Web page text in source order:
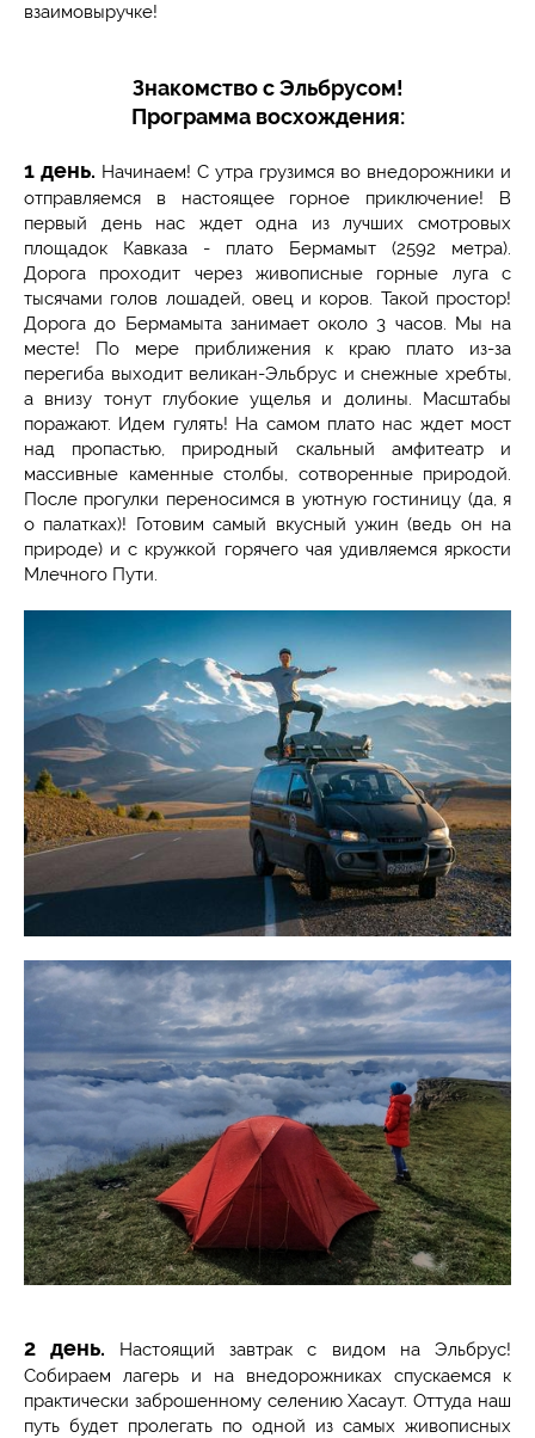
взаимовыручке!
​Знакомство с Эльбрусом!
Программа восхождения:
1 день. Начинаем! С утра грузимся во внедорожники и
отправляемся в настоящее горное приключение! В
первый день нас ждет одна из лучших смотровых
площадок Кавказа - плато Бермамыт (2592 метра).
Дорога проходит через живописные горные луга с
тысячами голов лошадей, овец и коров. Такой простор!
Дорога до Бермамыта занимает около 3 часов. Мы на
месте! По мере приближения к краю плато из-за
перегиба выходит великан-Эльбрус и снежные хребты,
а внизу тонут глубокие ущелья и долины. Масштабы
поражают. Идем гулять! На самом плато нас ждет мост
над пропастью, природный скальный амфитеатр и
массивные каменные столбы, сотворенные природой.
После прогулки переносимся в уютную гостиницу (да, я
о палатках)! Готовим самый вкусный ужин (ведь он на
природе) и с кружкой горячего чая удивляемся яркости
Млечного Пути.
2 день.
Настоящий завтрак с видом на Эльбрус!
Собираем лагерь и на внедорожниках спускаемся к
практически заброшенному селению Хасаут. Оттуда наш
путь будет пролегать по одной из самых живописных